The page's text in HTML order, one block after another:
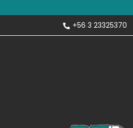
+56 3 23325370